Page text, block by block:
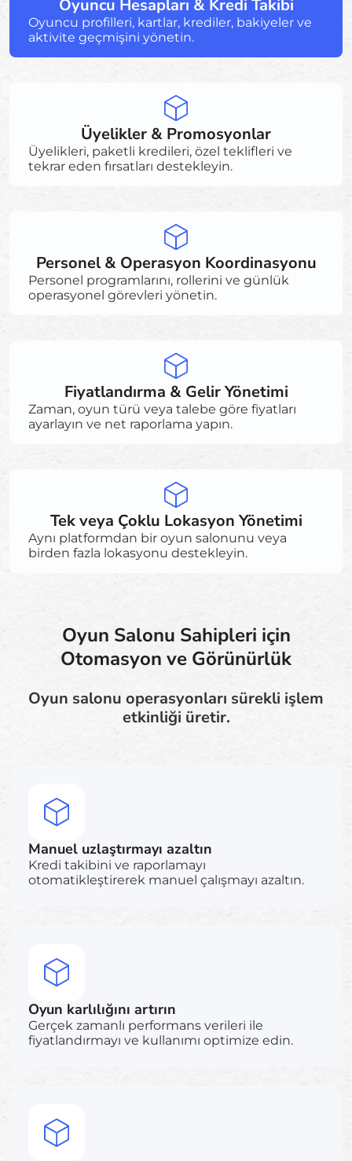
Oyuncu Hesapları & Kredi Takibi
Oyuncu profilleri, kartlar, krediler, bakiyeler ve
aktivite geçmişini yönetin.
Üyelikler & Promosyonlar
Üyelikleri, paketli kredileri, özel teklifleri ve
tekrar eden fırsatları destekleyin.
Personel & Operasyon Koordinasyonu
Personel programlarını, rollerini ve günlük
operasyonel görevleri yönetin.
Fiyatlandırma & Gelir Yönetimi
Zaman, oyun türü veya talebe göre fiyatları
ayarlayın ve net raporlama yapın.
Tek veya Çoklu Lokasyon Yönetimi
Aynı platformdan bir oyun salonunu veya
birden fazla lokasyonu destekleyin.
Oyun Salonu Sahipleri için
Otomasyon ve Görünürlük
Oyun salonu operasyonları sürekli işlem
etkinliği üretir.
Manuel uzlaştırmayı azaltın
Kredi takibini ve raporlamayı
otomatikleştirerek manuel çalışmayı azaltın.
Oyun karlılığını artırın
Gerçek zamanlı performans verileri ile
fiyatlandırmayı ve kullanımı optimize edin.